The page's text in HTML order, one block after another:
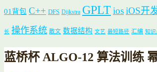
01背包 C++ DFS Dijkstra GPLTiosiOS开
长 操作系统 散文 数据结构 文艺 最短路径 汇编 知识
蓝桥杯 ALGO-12 算法训练